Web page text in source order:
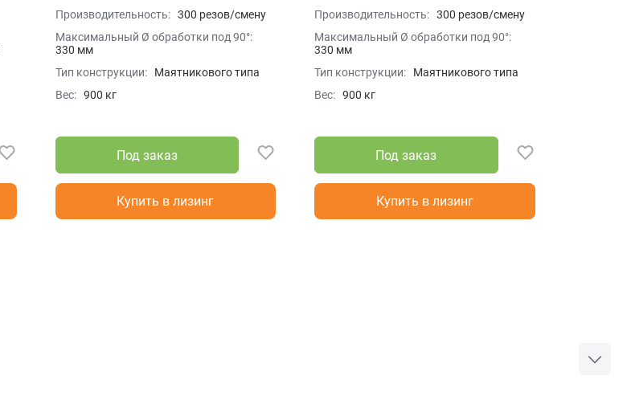
Производительность: 300 резов/смену
Максимальный Ø обработки под 90°:
330 мм
Тип конструкции:
Маятникового типа
Вес: 900 кг
Под заказ
Купить в лизинг
Производительность: 300 резов/смену
Максимальный Ø обработки под 90°:
330 мм
Тип конструкции:
Маятникового типа
Вес: 900 кг
Под заказ
Купить в лизинг